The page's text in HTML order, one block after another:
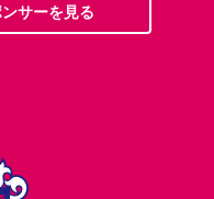
サーを見る